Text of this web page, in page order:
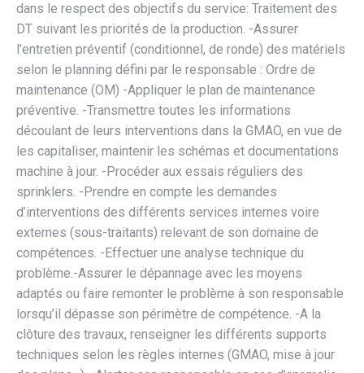
dans le respect des objectifs du service: Traitement des
DT suivant les priorités de la production. -Assurer
l’entretien préventif (conditionnel, de ronde) des matériels
selon le planning défini par le responsable : Ordre de
maintenance (OM) -Appliquer le plan de maintenance
préventive. -Transmettre toutes les informations
découlant de leurs interventions dans la GMAO, en vue de
les capitaliser, maintenir les schémas et documentations
machine à jour. -Procéder aux essais réguliers des
sprinklers. -Prendre en compte les demandes
d’interventions des différents services internes voire
externes (sous-traitants) relevant de son domaine de
compétences. -Effectuer une analyse technique du
problème.-Assurer le dépannage avec les moyens
adaptés ou faire remonter le problème à son responsable
lorsqu’il dépasse son périmètre de compétence. -A la
clôture des travaux, renseigner les différents supports
techniques selon les règles internes (GMAO, mise à jour